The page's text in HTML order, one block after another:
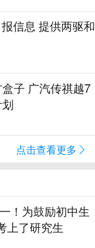
信息 提供两驱和
子 广汽传祺越7
点击查看更多
！为鼓励初中生
上了研究生